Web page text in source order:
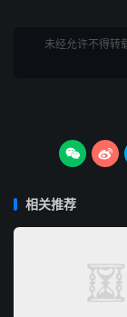
未经允许不得转
 
相关推荐